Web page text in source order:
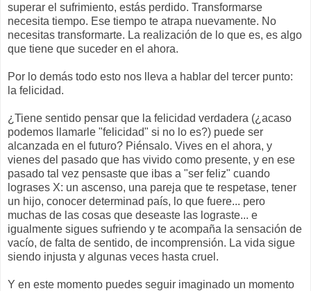
superar el sufrimiento, estás perdido. Transformarse
necesita tiempo. Ese tiempo te atrapa nuevamente. No
necesitas transformarte. La realización de lo que es, es algo
que tiene que suceder en el ahora.
Por lo demás todo esto nos lleva a hablar del tercer punto:
la felicidad.
¿Tiene sentido pensar que la felicidad verdadera (¿acaso
podemos llamarle "felicidad" si no lo es?) puede ser
alcanzada en el futuro? Piénsalo. Vives en el ahora, y
vienes del pasado que has vivido como presente, y en ese
pasado tal vez pensaste que ibas a "ser feliz" cuando
lograses X: un ascenso, una pareja que te respetase, tener
un hijo, conocer determinad país, lo que fuere... pero
muchas de las cosas que deseaste las lograste... e
igualmente sigues sufriendo y te acompaña la sensación de
vacío, de falta de sentido, de incomprensión. La vida sigue
siendo injusta y algunas veces hasta cruel.
Y en este momento puedes seguir imaginado un momento